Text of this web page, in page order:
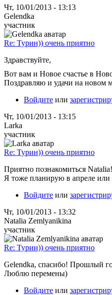
Чт, 10/01/2013 - 13:13
Gelendka
участник
Re: Турин)) очень приятно
Здравствуйте,
Вот вам и Новое счастье в
Поздравляю и удачи на новом
Войдите или
Чт, 10/01/2013 - 13:15
Larka
участник
Re: Турин)) очень приятно
Приятно познакомиться
Я тоже планирую в апреле или
Войдите или
Чт, 10/01/2013 - 13:32
Natalia Zemlyanikina
участник
Re: Турин)) очень приятно
Gelendka, спасибо! Прошлый
Люблю перемены)
Войдите или